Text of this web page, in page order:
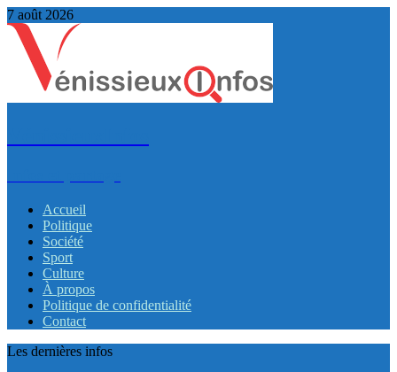
7 août 2026
Accueil
Politique
Société
Sport
Culture
À propos
Politique de confidentialité
Contact
Les dernières infos